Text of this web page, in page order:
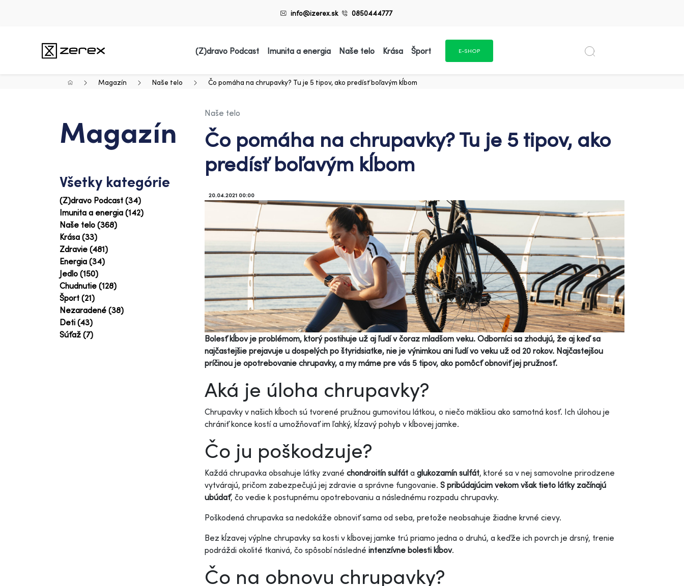
info@izerex.sk 0850444777
(Z)dravo Podcast Imunita a energia Naše telo Krása Šport E-SHOP
Magazín Naše telo Čo pomáha na chrupavky? Tu je 5 tipov, ako predísť boľavým kĺbom
Magazín
Všetky kategórie
(Z)dravo Podcast (34)
Imunita a energia (142)
Naše telo (368)
Krása (33)
Zdravie (481)
Energia (34)
Jedlo (150)
Chudnutie (128)
Šport (21)
Nezaradené (38)
Deti (43)
Súťaž (7)
Naše telo
Čo pomáha na chrupavky? Tu je 5 tipov, ako
predísť boľavým kĺbom
20.04.2021 00:00
Bolesť kĺbov je problémom, ktorý postihuje už aj ľudí v čoraz mladšom veku. Odborníci sa zhodujú, že aj keď sa
najčastejšie prejavuje u dospelých po štyridsiatke, nie je výnimkou ani ľudí vo veku už od 20 rokov. Najčastejšou
príčinou je opotrebovanie chrupavky, a my máme pre vás 5 tipov, ako pomôcť obnoviť jej pružnosť.
Aká je úloha chrupavky?
Chrupavky v našich kĺboch sú tvorené pružnou gumovitou látkou, o niečo mäkšiou ako samotná kosť. Ich úlohou je
chrániť konce kostí a umožňovať im ľahký, kĺzavý pohyb v kĺbovej jamke.
Čo ju poškodzuje?
Každá chrupavka obsahuje látky zvané chondroitín sulfát a glukozamín sulfát, ktoré sa v nej samovolne prirodzene
vytvárajú, pričom zabezpečujú jej zdravie a správne fungovanie. S pribúdajúcim vekom však tieto látky začínajú
ubúdať, čo vedie k postupnému opotrebovaniu a následnému rozpadu chrupavky.
Poškodená chrupavka sa nedokáže obnoviť sama od seba, pretože neobsahuje žiadne krvné cievy.
Bez kĺzavej výplne chrupavky sa kosti v kĺbovej jamke trú priamo jedna o druhú, a keďže ich povrch je drsný, trenie
podráždi okolité tkanivá, čo spôsobí následné intenzívne bolesti kĺbov.
Čo na obnovu chrupavky?